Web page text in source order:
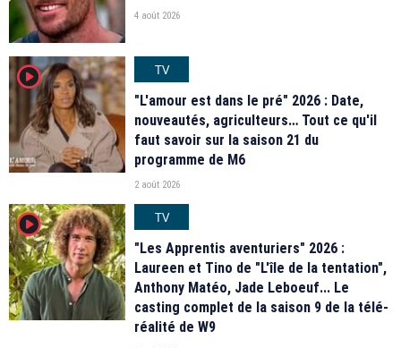
4 août 2026
player2
TV
"L'amour est dans le pré" 2026 : Date,
nouveautés, agriculteurs… Tout ce qu'il
faut savoir sur la saison 21 du
programme de M6
2 août 2026
player2
TV
"Les Apprentis aventuriers" 2026 :
Laureen et Tino de "L'île de la tentation",
Anthony Matéo, Jade Leboeuf... Le
casting complet de la saison 9 de la télé-
réalité de W9